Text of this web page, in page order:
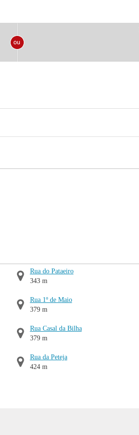
Rua do Pataeiro
343 m
Rua 1º de Maio
379 m
Rua Casal da Bilha
379 m
Rua da Peteja
424 m